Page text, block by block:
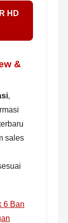
HD
&
,
sales
6 Ban